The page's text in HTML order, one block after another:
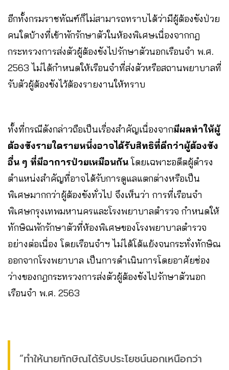
อีกทั้งกรมราชทัณฑ์ก็ไม่สามารถทราบได้ว่ามีผู้ต้องขังป่วย
คนใดบ้างที่เข้าพักรักษาตัวในห้องพิเศษเนื่องจากกฎ
กระทรวงการส่งตัวผู้ต้องขังไปรักษาตัวนอกเรือนจำ พ.ศ.
2563 ไม่ได้กำหนดให้เรือนจำที่ส่งตัวหรือสถานพยาบาลที่
รับตัวผู้ต้องขังไว้ต้องรายงานให้ทราบ
ทั้งที่กรณีดังกล่าวถือเป็นเรื่องสำคัญเนื่องจากมีผลทำให้ผู้
ต้องขังรายใดรายหนึ่งอาจได้รับสิทธิที่ดีกว่าผู้ต้องขัง
อื่น ๆ ที่มีอาการป่วยเหมือนกันโดยเฉพาะอดีตผู้ดำรง
ตำแหน่งสำคัญที่อาจได้รับการดูแลแตกต่างหรือเป็น
พิเศษมากกว่าผู้ต้องขังทั่วไป จึงเห็นว่า การที่เรือนจำ
พิเศษกรุงเทพมหานครและโรงพยาบาลตำรวจ กำหนดให้
ทักษิณพักรักษาตัวที่ห้องพิเศษของโรงพยาบาลตำรวจ
อย่างต่อเนื่อง โดยเรือนจำฯ ไม่ได้โต้แย้งจนกระทั่งทักษิณ
ออกจากโรงพยาบาล เป็นการดำเนินการโดยอาศัยช่อง
ว่างของกฎกระทรวงการส่งตัวผู้ต้องขังไปรักษาตัวนอก
เรือนจำ พ.ศ. 2563
”ทำให้นายทักษิณได้รับประโยชน์นอกเหนือกว่า